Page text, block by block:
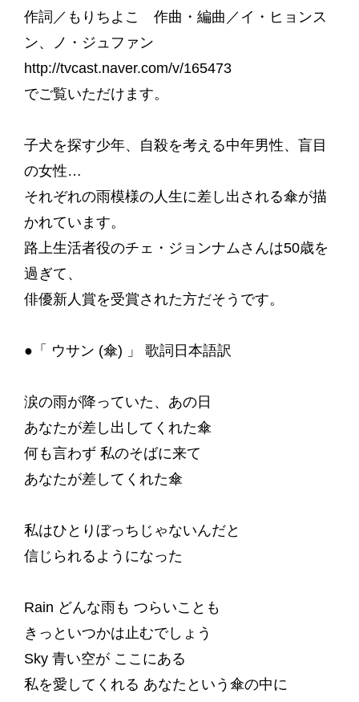
作詞／もりちよこ 作曲・編曲／イ・ヒョンス
ン、ノ・ジュファン
http://tvcast.naver.com/v/165473
でご覧いただけます。
子犬を探す少年、自殺を考える中年男性、盲目
の女性…
それぞれの雨模様の人生に差し出される傘が描
かれています。
路上生活者役のチェ・ジョンナムさんは50歳を
過ぎて、
俳優新人賞を受賞された方だそうです。
●「 ウサン (傘) 」 歌詞日本語訳
涙の雨が降っていた、あの日
あなたが差し出してくれた傘
何も言わず 私のそばに来て
あなたが差してくれた傘
私はひとりぼっちじゃないんだと
信じられるようになった
Rain どんな雨も つらいことも
きっといつかは止むでしょう
Sky 青い空が ここにある
私を愛してくれる あなたという傘の中に